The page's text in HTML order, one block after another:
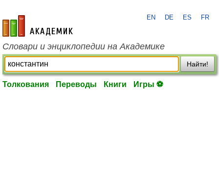
academic.ru
EN DE ES FR
Словари и энциклопедии на Академике
Найти!
Толкования Переводы Книги Игры ⚽